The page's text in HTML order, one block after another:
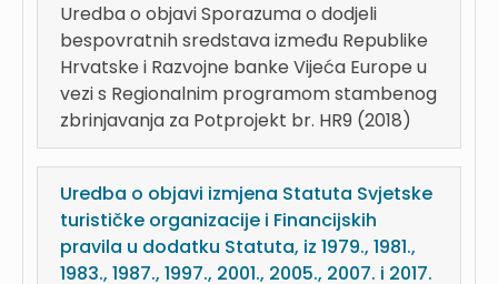
Uredba o objavi Sporazuma o dodjeli
bespovratnih sredstava između Republike
Hrvatske i Razvojne banke Vijeća Europe u
vezi s Regionalnim programom stambenog
zbrinjavanja za Potprojekt br. HR9 (2018)
Uredba o objavi izmjena Statuta Svjetske
turističke organizacije i Financijskih
pravila u dodatku Statuta, iz 1979., 1981.,
1983., 1987., 1997., 2001., 2005., 2007. i 2017.